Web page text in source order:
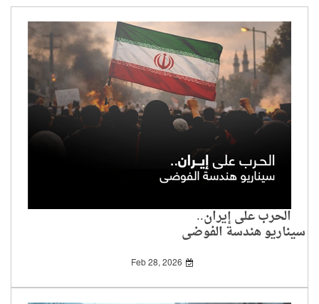
الحرب على إيران..
سيناريو هندسة الفوضى
Feb 28, 2026